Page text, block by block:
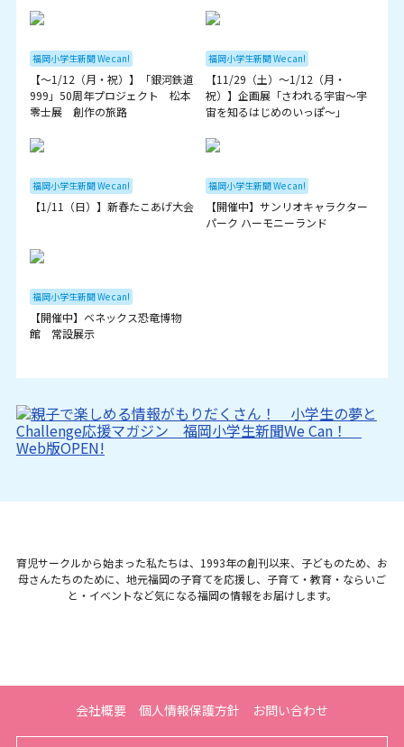
福岡小学生新聞 We can!
【～1/12（月・祝）】「銀河鉄道
999」50周年プロジェクト 松本
零士展 創作の旅路
福岡小学生新聞 We can!
【11/29（土）～1/12（月・
祝）】企画展「さわれる宇宙～宇
宙を知るはじめのいっぽ～」
福岡小学生新聞 We can!
【1/11（日）】新春たこあげ大会
福岡小学生新聞 We can!
【開催中】サンリオキャラクター
パーク ハーモニーランド
福岡小学生新聞 We can!
【開催中】ベネックス恐竜博物
館 常設展示
育児サークルから始まった私たちは、1993年の創刊以来、子どものため、お
母さんたちのために、地元福岡の子育てを応援し、子育て・教育・ならいご
と・イベントなど気になる福岡の情報をお届けします。
会社概要 個人情報保護方針 お問い合わせ